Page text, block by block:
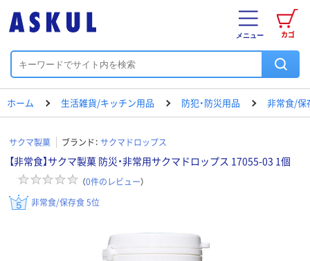
カゴ
メニュー
ホーム 生活雑貨/キッチン用品 防犯・防災用品 非常食/保
サクマ製菓 ブランド： サクマドロップス
【非常食】サクマ製菓 防災・非常用サクマドロップス 17055-03 1個
（0件のレビュー）
非常食/保存食 5位